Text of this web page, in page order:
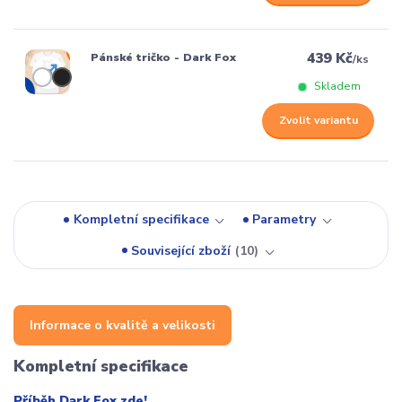
Pánské tričko - Dark Fox 439 Kč/ks
Skladem
Zvolit variantu
Kompletní specifikace
Parametry
Související zboží
10
Informace o kvalitě a velikosti
Kompletní specifikace